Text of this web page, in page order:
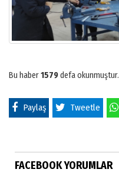
Bu haber1579defa okunmuştur.
Paylaş Tweetle
FACEBOOK YORUMLAR